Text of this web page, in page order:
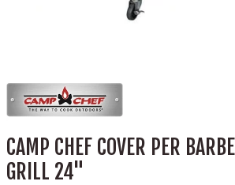
CAMP CHEF COVER PER
GRILL 24"